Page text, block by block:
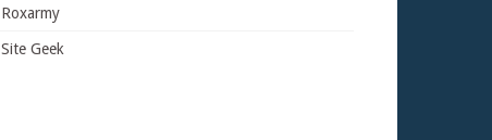
Roxarmy
Site Geek